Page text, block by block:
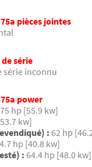
pièces jointes
série
série inconnu
power
75 hp [55.9 kw]
kw]
: 62 hp
hp [40.8 kw]
: 64.4 hp [48.0 kw]